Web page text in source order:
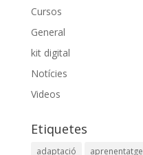
Cursos
General
kit digital
Notícies
Videos
Etiquetes
adaptació aprenentatge